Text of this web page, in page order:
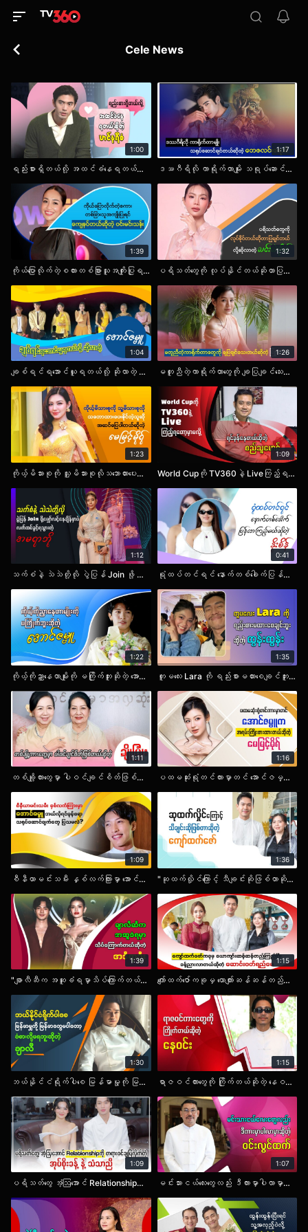
Cele News
1:00
ရည်းစားရှိတယ်လို့ အထင်ခံနေရတယ်ဆိုတဲ့ ဟင်နရီစံ.cele
1:17
ဒဿဂီရိလို ကာရိုက်တာမျိုး သရုပ်ဆောင်ချင်တယ်ဆိုတဲ့ တေဇလင်းရောင်.cele
1:39
ကိုယ်ပြောလိုက်တဲ့စကားတစ်ခြားသူအကျိုးပြုရင်ကျေနပ်တယ်ဆိုတဲ့ ဝင်းမင်းသန်း.cele
1:32
ပရိသတ်တွေကို လုပ်နိုင်တယ်ဆိုတာပြချင်တယ်လို့ဆိုလာတဲ့ သင်းသဲဗိုလ်.cele
1:04
ချစ်ရင်ရအောင်ယူရတယ်လို့ ဆိုလာတဲ့ အောင်ဇမ္ဗူ.cele
1:26
မတူညီတဲ့ကာရိုက်တာတွေကို ချပြချင်သေးတယ်ဆိုတဲ့ ခြူးလေး.cele
1:23
ကိုယ့်မိသားစုကို သူ့မိသားစုလိုသဘောထားပေးနိုင်တဲ့သူဆို အဆင်ပြေပါတယ်ဆိုတဲ့ မေမြင့်မိုရ်.cele
1:09
World Cupကို TV360နဲ့ Liveကြည့်ရတော့မှာမလို့ ရင်ခုန်နေတယ်ဆိုတဲ့ စည်သူမောင်
1:12
သက်စံနဲ့ သဲသဲတို့လို ပွဲပြန် Join ဖို့ မျှော်လင့်နေချိန်မှာပဲ လက်ထပ်ခွင့်ရသွားတဲ့ အမရာဘို
0:41
ရုံထပ်တင်ရင် နောက်တစ်ခေါက်ပြန်လာကြည့်မယ်ဆိုတဲ့ နိုးစိန်.cele
1:22
ကိုယ့်ကိုညှာနေတာမျိုးကို မကြိုက်ဘူးဆိုတဲ့ အောင်ဇမ္ဗူ.cele
1:35
တူမလေး Lara ကို ရည်းစားမထားစေချင်ဘူးဆိုတဲ့ ထွန်းထွန်း
1:11
တစ်ချို့ကားတွေမှာ ပါဝင်ချင်စိတ်ဖြစ်တယ်ဆိုတဲ့ ချိုပြုံး.cele
1:16
ပထမဆုံးရုံတင်ကားမှာတင် အောင်ဇမ္ဗူက အရမ်းကြိုးစားထားတယ်ဆိုတဲ့ မေမြင့်မိုရ်.cele
1:09
စီနီယာမင်းသမီး နှစ်လက်ကြားမှာ အောင်ဇမ္ဗူ ဘယ်လိုရင်ခုန်စရာ သရုပ်ဆောင်ချက်တွေ ပြသမလဲ.cele
1:36
"ဆုထက်လှိုင်ကြောင့် သီချင်းဆိုဖြစ်တာဆိုတဲ့ ကျော်ထက်ဇော် ".cele
1:39
"ချာလီဆီက အဆူခံရမှာသိပ်ကြောက်တယ်ဆိုတဲ့ အဒီရာဦး ".mp4
1:15
ကျော်ထက်ဇော်ကခုမှ ယောကျာ်းဆန်ဆန်တည်ကြည်ပြီးခန့်ညားလာတယ်ဆိုတဲ့ ဆောင်းဝတ်ရည်မေ.mp4
1:30
ဘယ်နိုင်ငံရိုက်ပါစေ မြန်မာမှု့ကို မြန်မာတွေမပါတော့ ခံစားလို့မရဘူးဆိုတဲ့ ချာလီ.mp4
1:15
ရာဇဝင်ကားတွေကို ကြိုက်တယ်ဆိုတဲ့‌ နေဝင်း .mp4
1:09
ပရိသတ်တွေ အံ့ဩအောင် Relationshipကို တရားဝင်ချပြလိုက်တဲ့ အုပ်စိုးခန့်နဲ့ သံသာညီ
1:07
မင်းသားငယ်လေးတွေလည်း ဒီကားမှာပါလာမှာဆိုတဲ့ ဝင်းလွင်ထက်.mp4